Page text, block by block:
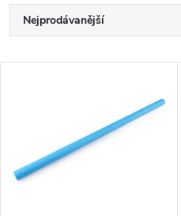
Ř
a
n
Nejprodávanější
p